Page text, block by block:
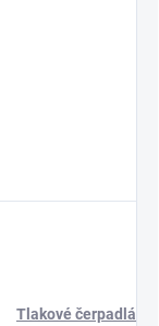
Tlakové čerpadlá